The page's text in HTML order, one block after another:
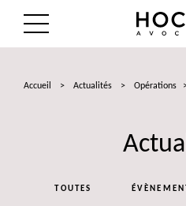
LES AVOCATS
Accueil > Actualités > Opérations
TOUTES